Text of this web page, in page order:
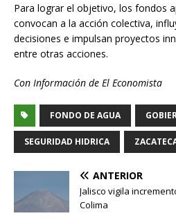
Para lograr el objetivo, los fondos
convocan a la acción colectiva,
decisiones e impulsan proyectos
entre otras acciones.
Con Información de El Economista
FONDO DE AGUA
SEGURIDAD HIDRICA
ANTERIOR
Jalisco vigila
Colima